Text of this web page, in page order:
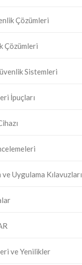
Çözümleri
Çözümleri
Sistemleri
İpuçları
ve Uygulama Kılavuzları
ve Yenilikler